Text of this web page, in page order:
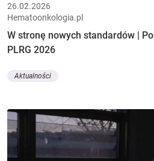
26.02.2026
Hematoonkologia.pl
W stronę nowych standardów |
PLRG 2026
Aktualności